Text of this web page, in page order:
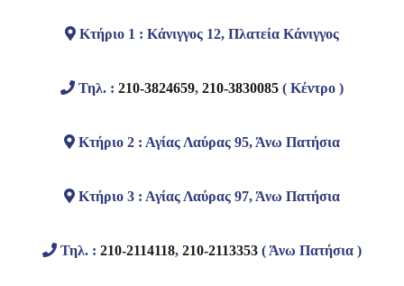
Κτήριο 1 : Κάνιγγος 12, Πλατεία Κάνιγγος
Τηλ. : 210-3824659, 210-3830085 ( Κέντρο )
Κτήριο 2 : Αγίας Λαύρας 95, Άνω Πατήσια
Κτήριο 3 : Αγίας Λαύρας 97, Άνω Πατήσια
Τηλ. : 210-2114118, 210-2113353 ( Άνω Πατήσια )